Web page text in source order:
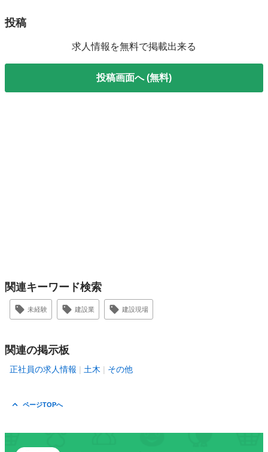
投稿
求人情報を無料で掲載出来る
投稿画面へ (無料)
関連キーワード検索
未経験 建設業 建設現場
関連の掲示板
正社員の求人情報 土木 その他
ページTOPへ